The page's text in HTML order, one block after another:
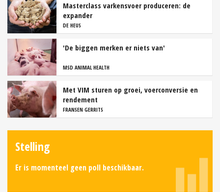
Masterclass varkensvoer produceren: de
expander
DE HEUS
'De biggen merken er niets van'
MSD ANIMAL HEALTH
Met VIM sturen op groei, voerconversie en
rendement
FRANSEN GERRITS
Stelling
Er is momenteel geen poll beschikbaar.